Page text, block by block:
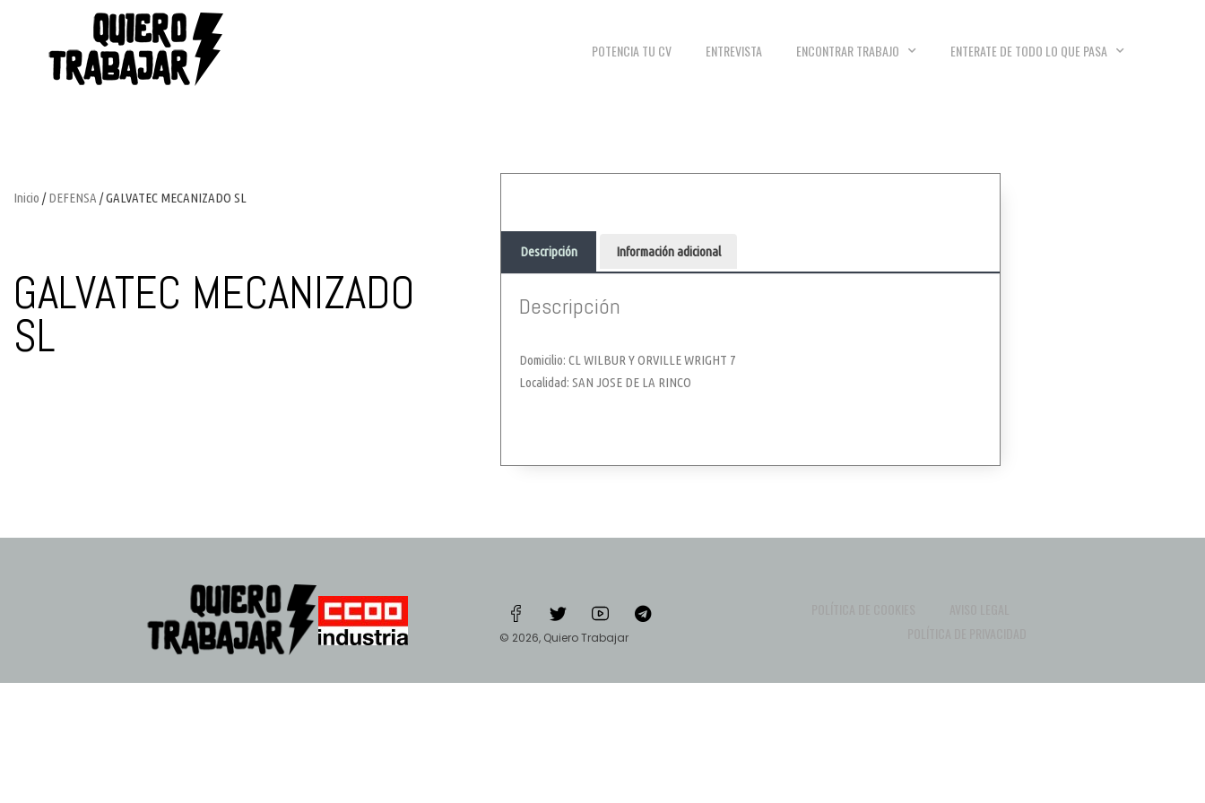
POTENCIA TU CV ENTREVISTA ENCONTRAR TRABAJO ENTERATE DE TODO LO QUE PASA
Inicio /DEFENSA / GALVATEC MECANIZADO SL
GALVATEC MECANIZADO
SL
Descripción Información adicional
Descripción
Domicilio: CL WILBUR Y ORVILLE WRIGHT 7
Localidad: SAN JOSE DE LA RINCO
© 2026, Quiero Trabajar